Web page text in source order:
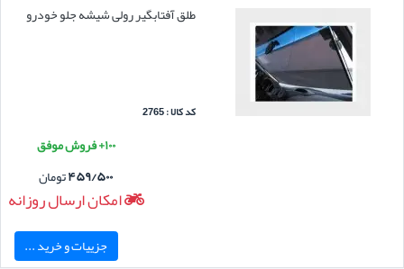
طلق آفتابگیر رولی شیشه جلو خودرو
کد کالا : 2765
۱۰۰+ فروش موفق
۴۵۹/۵۰۰تومان
امکان ارسال روزانه
جزییات و خرید ...